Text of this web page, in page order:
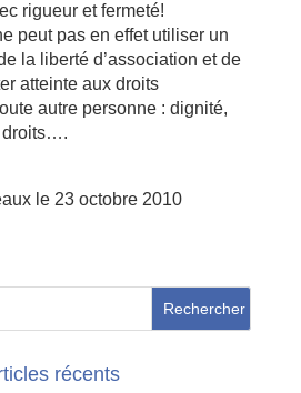
rigueur et fermeté!
peut pas en effet utiliser un
la liberté d’association et de
atteinte aux droits
autre personne : dignité,
droits….
le 23 octobre 2010
récents